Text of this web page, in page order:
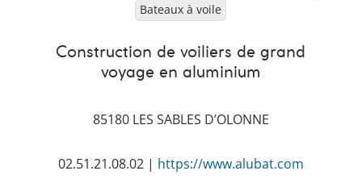
Bateaux à voile
Construction de voiliers de grand
voyage en aluminium
85180 LES SABLES D’OLONNE
02.51.21.08.02 | https://www.alubat.com